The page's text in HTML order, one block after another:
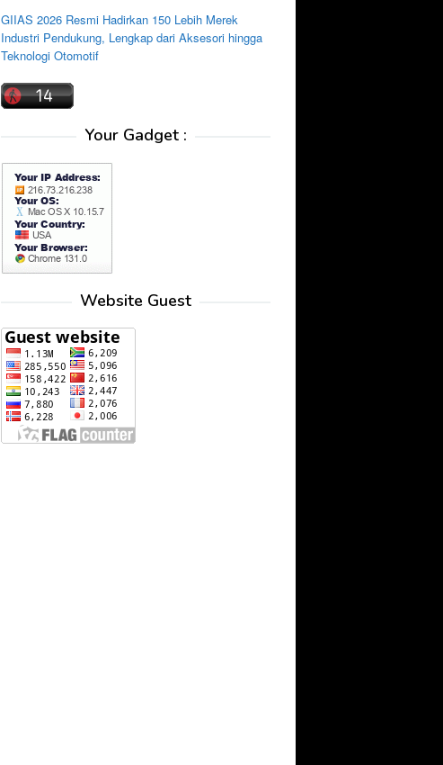
GIIAS 2026 Resmi Hadirkan 150 Lebih Merek
Industri Pendukung, Lengkap dari Aksesori hingga
Teknologi Otomotif
Your Gadget :
Website Guest